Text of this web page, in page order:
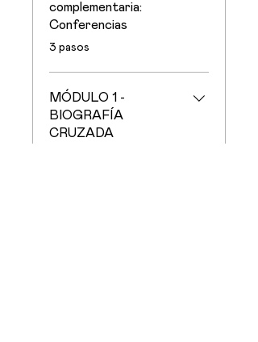
complementaria:
Conferencias
.3 pasos
MÓDULO 1 -
BIOGRAFÍA
CRUZADA